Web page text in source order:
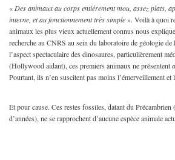
« Des animaux au corps entièrement mou, assez plats,
interne, et au fonctionnement très simple». Voilà à quoi
animaux les plus vieux actuellement connus nous
recherche au CNRS au sein du laboratoire de géologie
l’aspect spectaculaire des dinosaures, particulièrement
(Hollywood aidant), ces premiers animaux ne présentent
Pourtant, ils n’en suscitent pas moins l’émerveillement et
Et pour cause. Ces restes fossiles, datant du
d’années), ne se rapprochent d’aucune espèce animale